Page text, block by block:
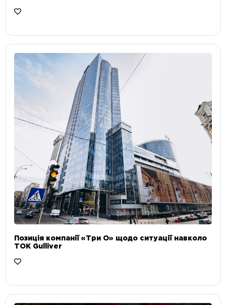
Позиція компанії «Три О» щодо ситуації навколо
ТОК Gulliver